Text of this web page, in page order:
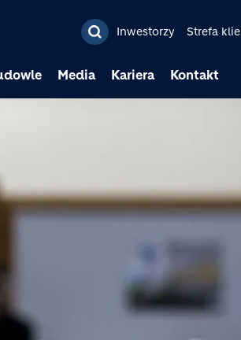
Przejdź do treści
Inwestorzy Strefa
Media Kariera Kontakt